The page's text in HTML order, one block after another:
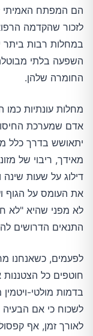
הם המפתח האמיתי
לזכור שהקדמה
במחלות רבות ביתר
השפעה בלתי
החומרה שלהן.
מחלות עונתיות כמו
אדם שמערכת החיסון
יתאושש בדרך כלל
מאידך, ריבוי של
דילוג על שעות שינה
את העומס על הגוף
לא מפני שהיא "לא
התנאים הדרושים
לפעמים, כשאנחנו
חוטפים כל
בדמות מולטי-
לשכוח כי אם הבעיה
לאורך זמן, אף